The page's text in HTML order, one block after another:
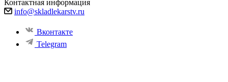
Контактная информация
info@skladlekarstv.ru
Вконтакте
Telegram